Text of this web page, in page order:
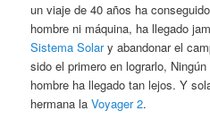
un viaje de 40 años ha
hombre ni máquina, ha llegado
Sistema Solary abandonar el
sido el primero en lograrlo,
hombre ha llegado tan lejos. Y
hermana laVoyager 2.